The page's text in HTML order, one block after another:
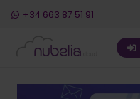
+34 663 87 51 91